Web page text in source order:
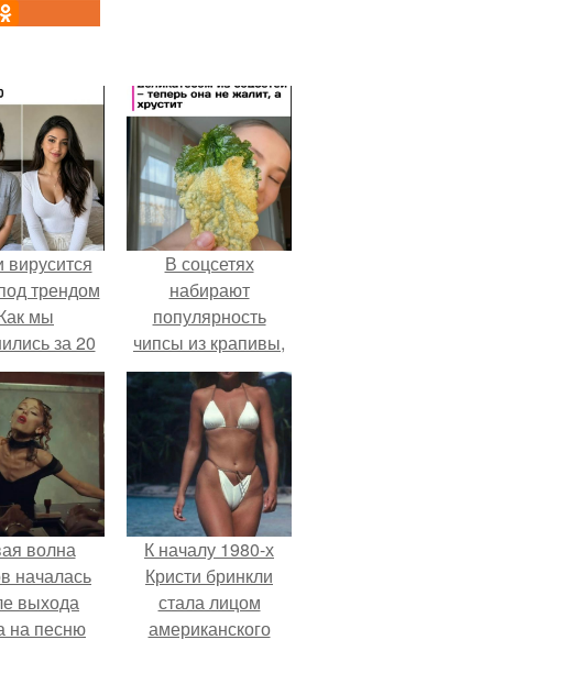
вирусится
трендом
мы
за 20
лет".
В соцсетях
набирают
популярность
чипсы из крапивы,
которые
пользователи в
комментариях
называют
неожиданно
вкусными.
волна
началась
выхода
на песню
К началу 1980-х
Кристи бринкли
стала лицом
американского